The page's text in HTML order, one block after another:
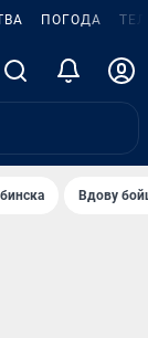
ПОГОДА
Вдову